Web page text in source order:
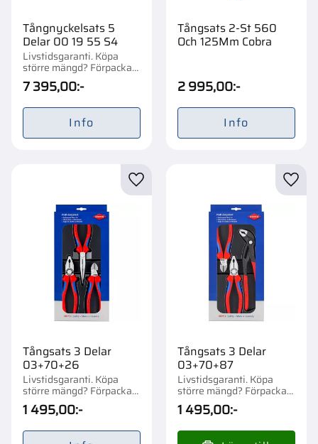
Tångnyckelsats 5
Delar 00 19 55 S4
Livstidsgaranti. Köpa
större mängd? Förpackad
om 1 st.
7 395,00:-
Info
Tångsats 2-St 560
Och 125Mm Cobra
2 995,00:-
Info
Tångsats 3 Delar
03+70+26
Livstidsgaranti. Köpa
större mängd? Förpackad
om 1 st.
1 495,00:-
Lägg till i favoriter
Tångsats 3 Delar
03+70+87
Livstidsgaranti. Köpa
större mängd? Förpackad
om 1 st.
1 495,00:-